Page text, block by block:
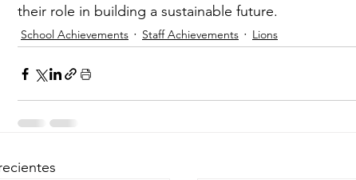
their role in building a sustainable future.
School Achievements Staff Achievements Lions